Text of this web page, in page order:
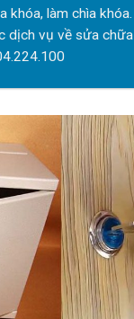
khóa, làm chìa khóa.
dịch vụ về sửa chữa